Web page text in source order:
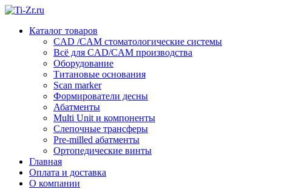
Каталог товаров
CAD /CAM стоматологические системы
Всё для CAD/CAM производства
Оборудование
Титановые основания
Scan marker
Формирователи десны
Абатменты
Multi Unit и компоненты
Слепочные трансферы
Pre-milled абатменты
Ортопедические винты
Главная
Оплата и доставка
O компании